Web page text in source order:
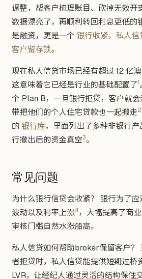
调整，帮客户梳理账目、砍掉无效开
数据漂亮了，再顺利转回利息更低的
是融资，更是一个 银行收紧，私人
客户留存锁。
现在私人信贷市场已经有超过 12 亿澳
这意味着它已经是行业的基础配置了1
个 Plan B，一旦银行拒贷，客户就
带把他们的个人住宅贷款也一起搬走2
的 银行库，里面列出了多种非银行
行撤出后的资金真空3。
常见问题
为什么银行信贷会收紧？ 银行为了
波动以及利率上涨4，大幅提高了商
审核门槛自然水涨船高。
私人信贷如何帮助broker保留客户？
者拒贷时，私人信贷能提供短期过桥
LVR，让经纪人通过灵活的结构保住